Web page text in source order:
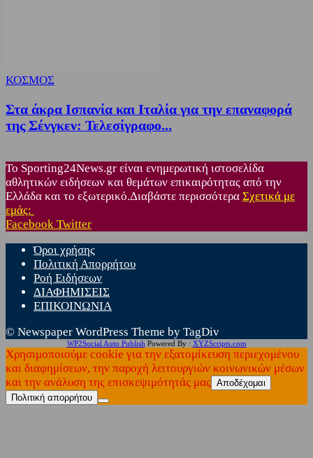
ΚΟΣΜΟΣ
Στα άκρα Ισπανία και Ιταλία για την επαναφορά
της Σένγκεν: Τελεσίγραφο...
Το Sporting24News.gr είναι ενημερωτική ιστοσελίδα
αθλητικών ειδήσεων και θεμάτων επικαιρότητας από την
Ελλάδα και το εξωτερικό.Διαβάστε περισσότερα Σχετικά με
εμάς:
Facebook Twitter
Όροι χρήσης
Πολιτική Απορρήτου
Ροή Ειδήσεων
ΔΙΑΦΗΜΙΣΕΙΣ
ΕΠΙΚΟΙΝΩΝΙΑ
© Newspaper WordPress Theme by TagDiv
WP2Social Auto Publish Powered By : XYZScripts.com
Χρησιμοποιούμε cookie για την εξατομίκευση περιεχομένου
και διαφημίσεων, την παροχή λειτουργιών κοινωνικών μέσων
και την ανάλυση της επισκεψιμότητάς μας Αποδέχομαι
Πολιτική απορρήτου